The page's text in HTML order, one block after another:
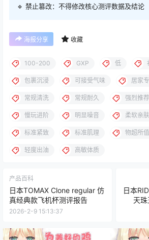
🔹 禁止篡改：不得修改核心测评数据及结论
海报分享 收藏
100-200 GXP 低
包裹沉浸 可接受气味 居家
常规清洗 常规耐久 强烈推荐
慢玩进阶 明显噪音 柔软亲肤
标准紧致 标准肌理 物超所值
轻度出油 高敏体质
产品百科
日本TOMAX Clone regular 仿
真经典款飞机杯测评报告
2026-2-9 15:13:37
日本
天